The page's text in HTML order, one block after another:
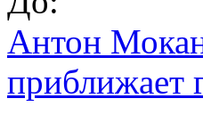
Антон
приближает